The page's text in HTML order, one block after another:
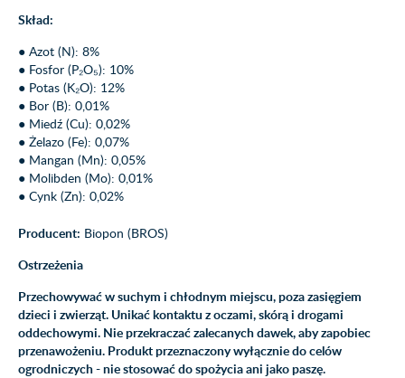
Skład:
● Azot (N): 8%
● Fosfor (P₂O₅): 10%
● Potas (K₂O): 12%
● Bor (B): 0,01%
● Miedź (Cu): 0,02%
● Żelazo (Fe): 0,07%
● Mangan (Mn): 0,05%
● Molibden (Mo): 0,01%
● Cynk (Zn): 0,02%
Producent: Biopon (BROS)
Ostrzeżenia
Przechowywać w suchym i chłodnym miejscu, poza zasięgiem
dzieci i zwierząt. Unikać kontaktu z oczami, skórą i drogami
oddechowymi. Nie przekraczać zalecanych dawek, aby zapobiec
przenawożeniu. Produkt przeznaczony wyłącznie do celów
ogrodniczych - nie stosować do spożycia ani jako paszę.